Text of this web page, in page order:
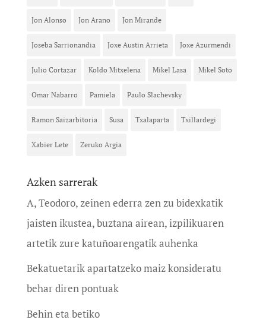
Jon Alonso Jon Arano Jon Mirande
Joseba Sarrionandia Joxe Austin Arrieta Joxe Azurmendi
Julio Cortazar Koldo Mitxelena Mikel Lasa Mikel Soto
Omar Nabarro Pamiela Paulo Slachevsky
Ramon Saizarbitoria Susa Txalaparta Txillardegi
Xabier Lete Zeruko Argia
Azken sarrerak
A, Teodoro, zeinen ederra zen zu bidexkatik
jaisten ikustea, buztana airean, izpilikuaren
artetik zure katuñoarengatik auhenka
Bekatuetarik apartatzeko maiz konsideratu
behar diren pontuak
Behin eta betiko